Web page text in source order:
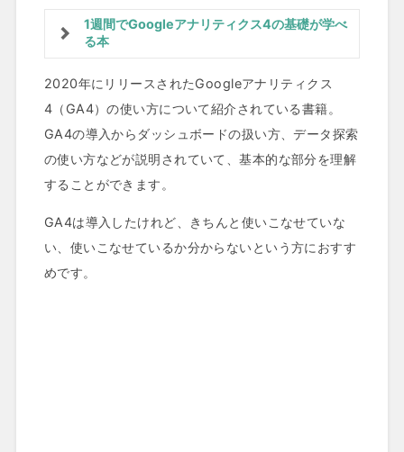
1週間でGoogleアナリティクス4の基礎が学べ
る本
2020年にリリースされたGoogleアナリティクス
4（GA4）の使い方について紹介されている書籍。
GA4の導入からダッシュボードの扱い方、データ探索
の使い方などが説明されていて、基本的な部分を理解
することができます。
GA4は導入したけれど、きちんと使いこなせていな
い、使いこなせているか分からないという方におすす
めです。